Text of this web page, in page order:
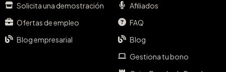
Solicita una demostración
Ofertas de empleo
Blog empresarial
Afiliados
FAQ
Blog
Gestiona tu bono